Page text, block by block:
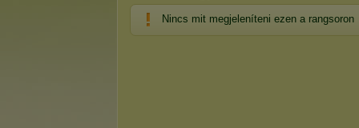
Nincs mit megjeleníteni ezen a rangsoron